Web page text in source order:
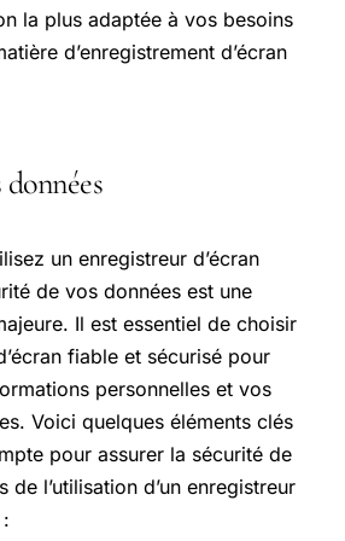
la plus adaptée à vos besoins
d’enregistrement d’écran
un enregistreur d’écran
de vos données est une
Il est essentiel de choisir
fiable et sécurisé pour
personnelles et vos
Voici quelques éléments clés
pour assurer la sécurité de
de l’utilisation d’un enregistreur